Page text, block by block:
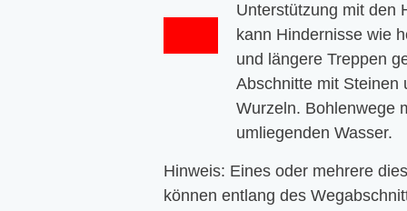
Unterstützung mit den
kann Hindernisse wie
und längere Treppen
Abschnitte mit Steinen
Wurzeln. Bohlenwege
umliegenden Wasser.
Hinweis: Eines oder mehrere
können entlang des